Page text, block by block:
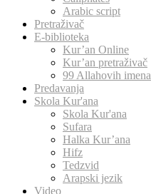
Arabic script
Pretraživač
E-biblioteka
Kur’an Online
Kur’an pretraživač
99 Allahovih imena
Predavanja
Skola Kur'ana
Skola Kur'ana
Sufara
Halka Kur’ana
Hifz
Tedzvid
Arapski jezik
Video